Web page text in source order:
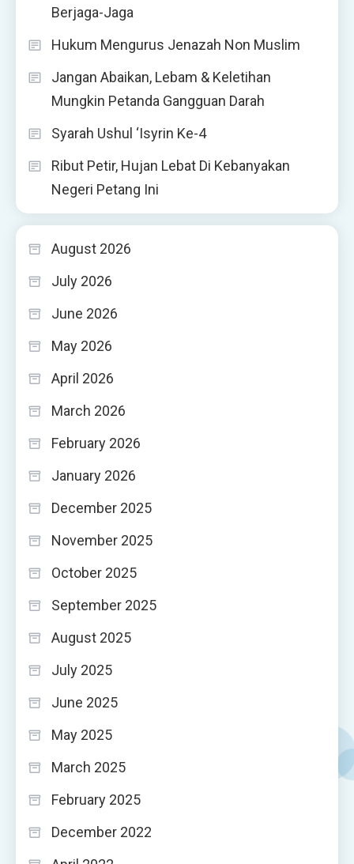
Berjaga-Jaga
Hukum Mengurus Jenazah Non Muslim
Jangan Abaikan, Lebam & Keletihan
Mungkin Petanda Gangguan Darah
Syarah Ushul ‘Isyrin Ke-4
Ribut Petir, Hujan Lebat Di Kebanyakan
Negeri Petang Ini
August 2026
July 2026
June 2026
May 2026
April 2026
March 2026
February 2026
January 2026
December 2025
November 2025
October 2025
September 2025
August 2025
July 2025
June 2025
May 2025
March 2025
February 2025
December 2022